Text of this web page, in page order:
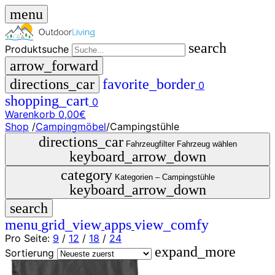
menu
Produktsuche
search
arrow_forward
directions_car favorite_border 0
shopping_cart 0
Warenkorb 0,00€
close
menu storefront
Shop
🇩🇪
DE
🇮🇹
IT
Produktsuche
search
Shop /Campingmöbel/Campingstühle
directions_car Fahrzeugfilter Fahrzeug wählen
keyboard_arrow_down
category Kategorien – Campingstühle
keyboard_arrow_down
search
menu grid_viewappsview_comfy
Pro Seite: 9 / 12 / 18 / 24
Sortierung
expand_more